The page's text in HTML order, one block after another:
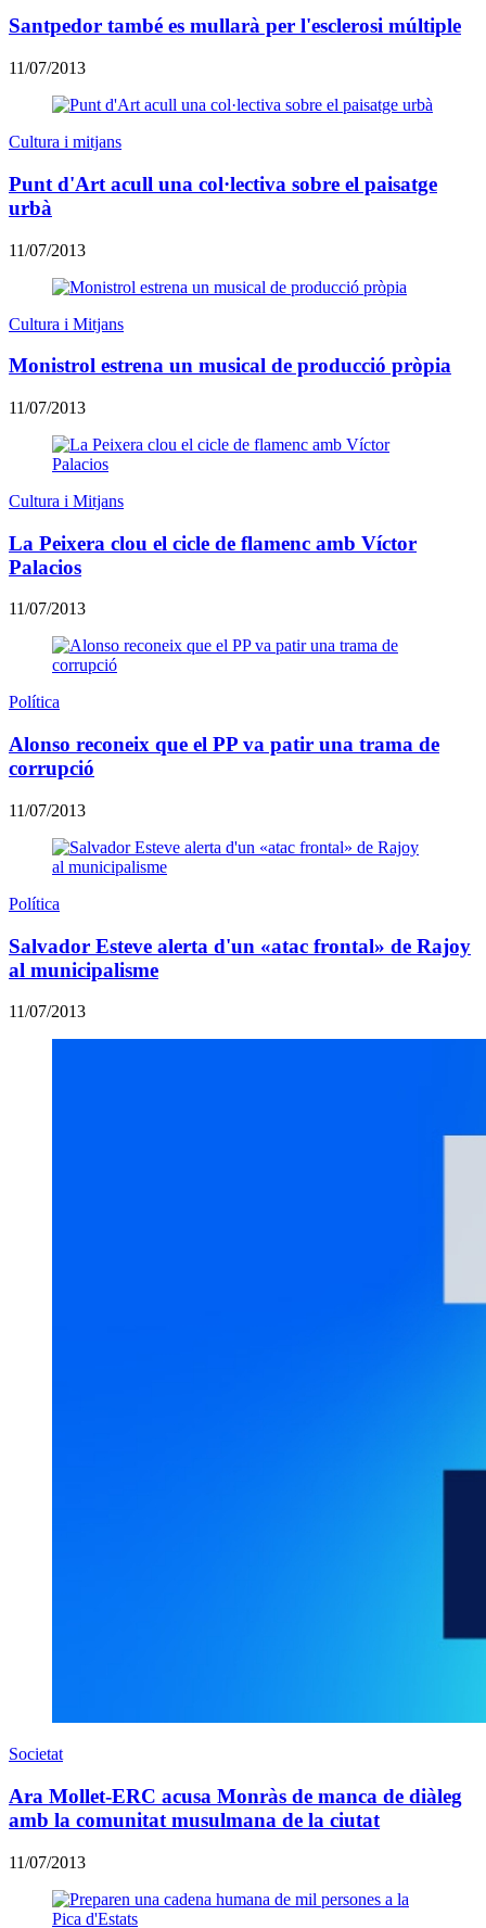
Santpedor també es mullarà per l'esclerosi múltiple
11/07/2013
Cultura i mitjans
Punt d'Art acull una col·lectiva sobre el paisatge
urbà
11/07/2013
Cultura i Mitjans
Monistrol estrena un musical de producció pròpia
11/07/2013
Cultura i Mitjans
La Peixera clou el cicle de flamenc amb Víctor
Palacios
11/07/2013
Política
Alonso reconeix que el PP va patir una trama de
corrupció
11/07/2013
Política
Salvador Esteve alerta d'un «atac frontal» de Rajoy
al municipalisme
11/07/2013
Societat
Ara Mollet-ERC acusa Monràs de manca de diàleg
amb la comunitat musulmana de la ciutat
11/07/2013